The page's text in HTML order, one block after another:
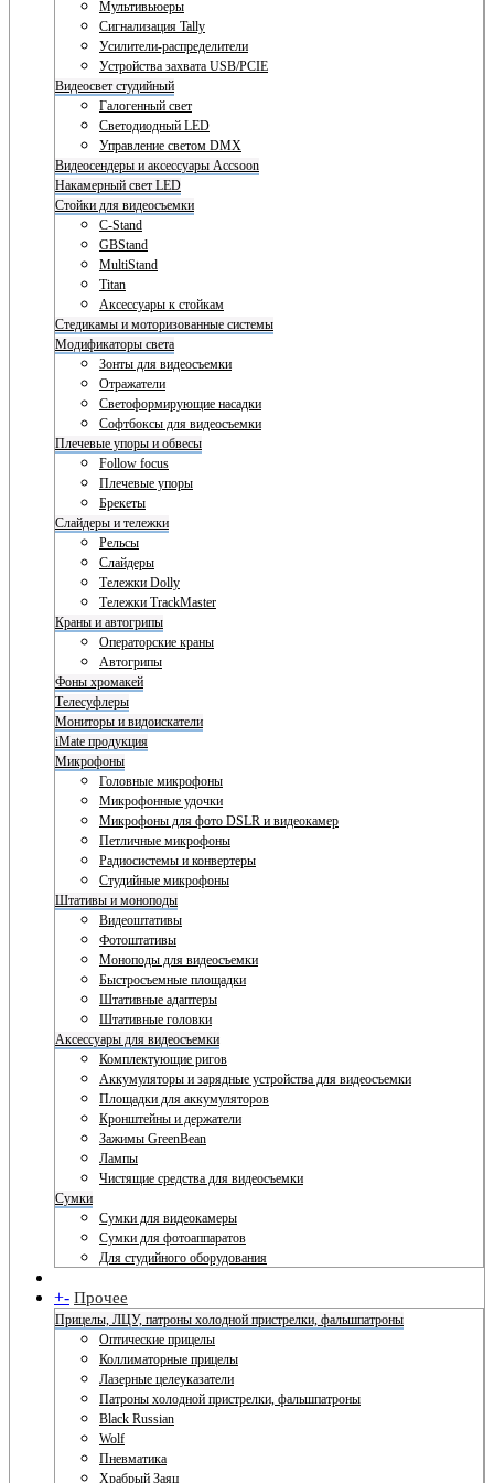
Мультивьюеры
Сигнализация Tally
Усилители-распределители
Устройства захвата USB/PCIE
Видеосвет студийный
Галогенный свет
Светодиодный LED
Управление светом DMX
Видеосендеры и аксессуары Accsoon
Накамерный свет LED
Стойки для видеосъемки
C-Stand
GBStand
MultiStand
Titan
Аксессуары к стойкам
Стедикамы и моторизованные системы
Модификаторы света
Зонты для видеосъемки
Отражатели
Светоформирующие насадки
Софтбоксы для видеосъемки
Плечевые упоры и обвесы
Follow focus
Плечевые упоры
Брекеты
Слайдеры и тележки
Рельсы
Слайдеры
Тележки Dolly
Тележки TrackMaster
Краны и автогрипы
Операторские краны
Автогрипы
Фоны хромакей
Телесуфлеры
Мониторы и видоискатели
iMate продукция
Микрофоны
Головные микрофоны
Микрофонные удочки
Микрофоны для фото DSLR и видеокамер
Петличные микрофоны
Радиосистемы и конвертеры
Студийные микрофоны
Штативы и моноподы
Видеоштативы
Фотоштативы
Моноподы для видеосъемки
Быстросъемные площадки
Штативные адаптеры
Штативные головки
Аксессуары для видеосъемки
Комплектующие ригов
Аккумуляторы и зарядные устройства для видеосъемки
Площадки для аккумуляторов
Кронштейны и держатели
Зажимы GreenBean
Лампы
Чистящие средства для видеосъемки
Сумки
Сумки для видеокамеры
Сумки для фотоаппаратов
Для студийного оборудования
+- Прочее
Прицелы, ЛЦУ, патроны холодной пристрелки, фальшпатроны
Оптические прицелы
Коллиматорные прицелы
Лазерные целеуказатели
Патроны холодной пристрелки, фальшпатроны
Black Russian
Wolf
Пневматика
Храбрый Заяц